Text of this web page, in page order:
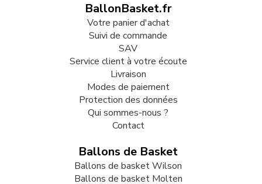
BallonBasket.fr
Votre panier d'achat
Suivi de commande
SAV
Service client à votre écoute
Livraison
Modes de paiement
Protection des données
Qui sommes-nous ?
Contact
Ballons de Basket
Ballons de basket Wilson
Ballons de basket Molten